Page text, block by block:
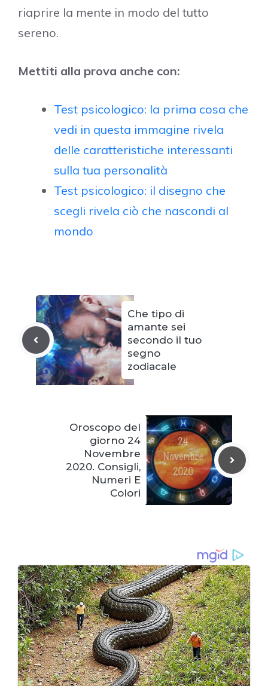
riaprire la mente in modo del tutto
sereno.
Mettiti alla prova anche con:
Test psicologico: la prima cosa che
vedi in questa immagine rivela
delle caratteristiche interessanti
sulla tua personalità
Test psicologico: il disegno che
scegli rivela ciò che nascondi al
mondo
Che tipo di
amante sei
secondo il tuo
segno
zodiacale
Oroscopo del
giorno 24
Novembre
2020. Consigli,
Numeri E
Colori